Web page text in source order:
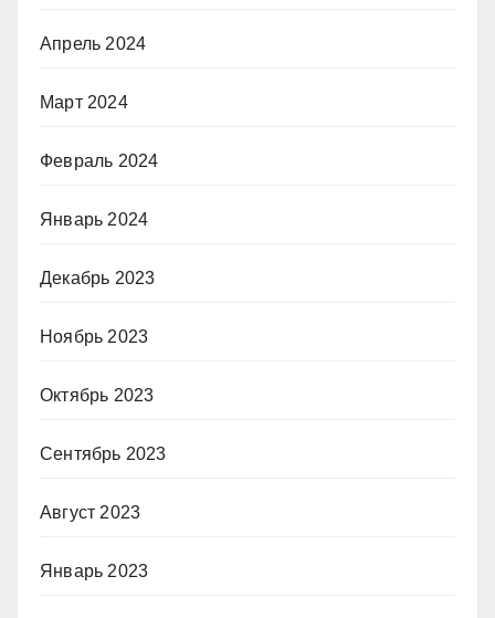
Апрель 2024
Март 2024
Февраль 2024
Январь 2024
Декабрь 2023
Ноябрь 2023
Октябрь 2023
Сентябрь 2023
Август 2023
Январь 2023